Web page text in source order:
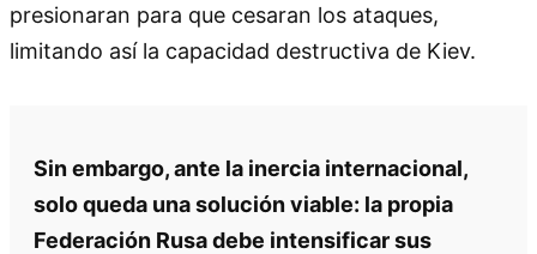
presionaran para que cesaran los ataques,
limitando así la capacidad destructiva de Kiev.
Sin embargo, ante la inercia internacional,
solo queda una solución viable: la propia
Federación Rusa debe intensificar sus